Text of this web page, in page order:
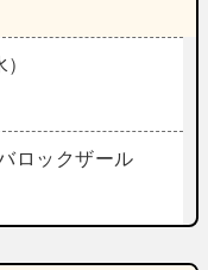
ロックザール